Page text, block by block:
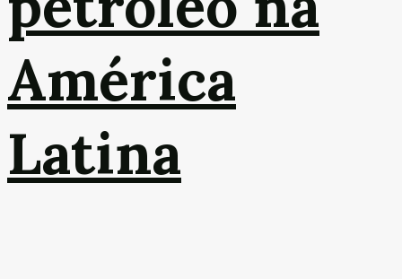
América
Latina